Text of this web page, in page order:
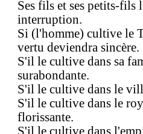
Ses fils et ses petits-fils
interruption.
Si (l'homme) cultive le
vertu deviendra sincère.
S'il le cultive dans sa
surabondante.
S'il le cultive dans le
S'il le cultive dans le
florissante.
S'il le cultive dans